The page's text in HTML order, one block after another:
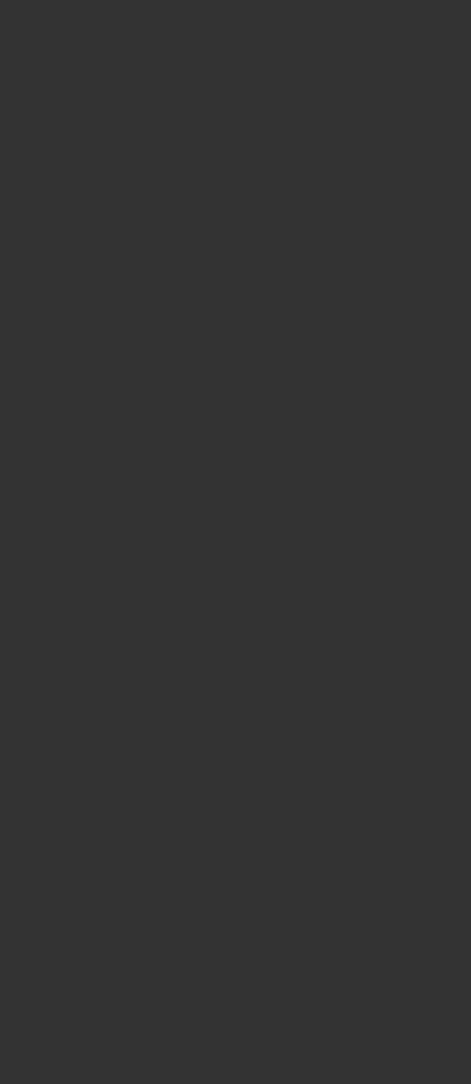
a korabeli változó színpadi játékmódot. A
vizsgálata, hiszen hat és fél évtizeden
kiterjedt területet átfogó színpadjain.
írhatók le annak változásai. Ehhez szorosan
színpadi játék viszonylatában. Hogyan írható felül,
kontextusok szinkrón szemléletét érvényesíti,
társadalmi kontextusokhoz kapcsolódva,
színpadi játékot helyezi központba, egyrészt a
konkrét alakítások nyomainak vizsgálatával.
és kérdésfeltevése, amelyeknek
összefüggést feltáró életmű is kibontakozik.